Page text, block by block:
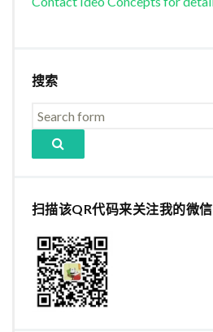
搜索
扫描该QR代码来关注我的微信